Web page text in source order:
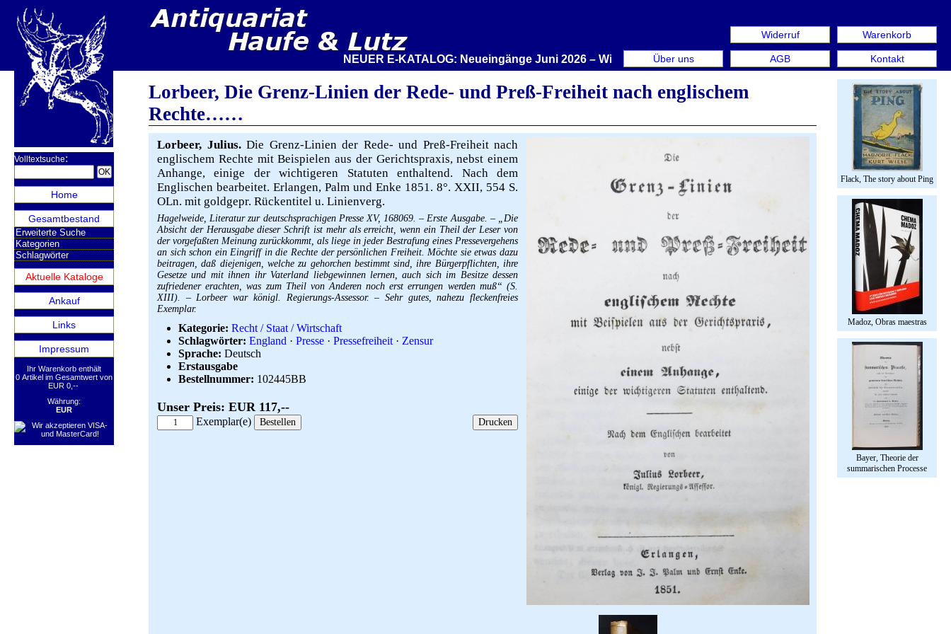
Warenkorb
Kontakt
Widerruf
AGB
Über uns
NEUER E-KATALOG: Neueingänge Juni 2026 – Wir stellen aus: Rare Book Week Berlin. Internationale Messe
Volltextsuche:
Home
Gesamtbestand
Erweiterte Suche
Kategorien
Schlagwörter
Aktuelle Kataloge
Ankauf
Links
Impressum
Ihr Warenkorb enthält
0 Artikel im Gesamtwert von
EUR 0,--
Währung:
EUR
Flack, The story about Ping
Madoz, Obras maestras
Bayer, Theorie der
summarischen Processe
Lorbeer, Die Grenz-Linien der Rede- und Preß-Freiheit nach englischem
Rechte……
Lorbeer, Julius.Die Grenz-Linien der Rede- und Preß-Freiheit nach
englischem Rechte mit Beispielen aus der Gerichtspraxis, nebst einem
Anhange, einige der wichtigeren Statuten enthaltend. Nach dem
Englischen bearbeitet. Erlangen, Palm und Enke 1851. 8°. XXII, 554 S.
OLn. mit goldgepr. Rückentitel u. Linienverg.
Hagelweide, Literatur zur deutschsprachigen Presse XV, 168069. – Erste Ausgabe. – „Die
Absicht der Herausgabe dieser Schrift ist mehr als erreicht, wenn ein Theil der Leser von
der vorgefaßten Meinung zurückkommt, als liege in jeder Bestrafung eines Pressevergehens
an sich schon ein Eingriff in die Rechte der persönlichen Freiheit. Möchte sie etwas dazu
beitragen, daß diejenigen, welche zu gehorchen bestimmt sind, ihre Bürgerpflichten, ihre
Gesetze und mit ihnen ihr Vaterland liebgewinnen lernen, auch sich im Besitze dessen
zufriedener erachten, was zum Theil von Anderen noch erst errungen werden muß“ (S.
XIII). – Lorbeer war königl. Regierungs-Assessor. – Sehr gutes, nahezu fleckenfreies
Exemplar.
Kategorie: Recht / Staat / Wirtschaft
Schlagwörter: England · Presse · Pressefreiheit · Zensur
Sprache: Deutsch
Erstausgabe
Bestellnummer: 102445BB
Unser Preis: EUR 117,--
Exemplar(e)